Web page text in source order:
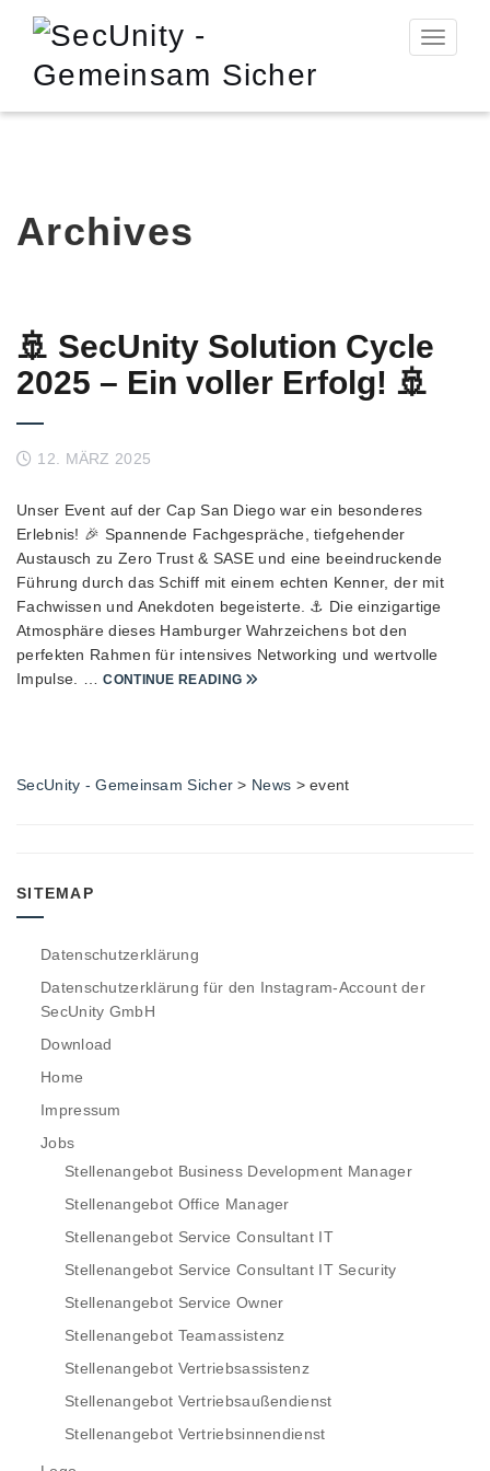
Toggle
Archives
🚢 SecUnity Solution Cycle
2025 – Ein voller Erfolg! 🚢
12. MÄRZ 2025
Unser Event auf der Cap San Diego war ein besonderes
Erlebnis! 🎉 Spannende Fachgespräche, tiefgehender
Austausch zu Zero Trust & SASE und eine beeindruckende
Führung durch das Schiff mit einem echten Kenner, der mit
Fachwissen und Anekdoten begeisterte. ⚓️ Die einzigartige
Atmosphäre dieses Hamburger Wahrzeichens bot den
perfekten Rahmen für intensives Networking und wertvolle
Impulse. …CONTINUE READING
SecUnity - Gemeinsam Sicher > News >event
SITEMAP
Datenschutzerklärung
Datenschutzerklärung für den Instagram-Account der
SecUnity GmbH
Download
Home
Impressum
Jobs
Stellenangebot Business Development Manager
Stellenangebot Office Manager
Stellenangebot Service Consultant IT
Stellenangebot Service Consultant IT Security
Stellenangebot Service Owner
Stellenangebot Teamassistenz
Stellenangebot Vertriebsassistenz
Stellenangebot Vertriebsaußendienst
Stellenangebot Vertriebsinnendienst